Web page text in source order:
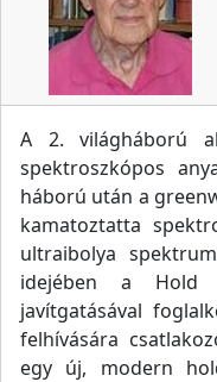
A 2. világháború
spektroszkópos
háború után a
kamatoztatta
ultraibolya
idejében a Hold
javítgatásával
felhívására
egy új, modern